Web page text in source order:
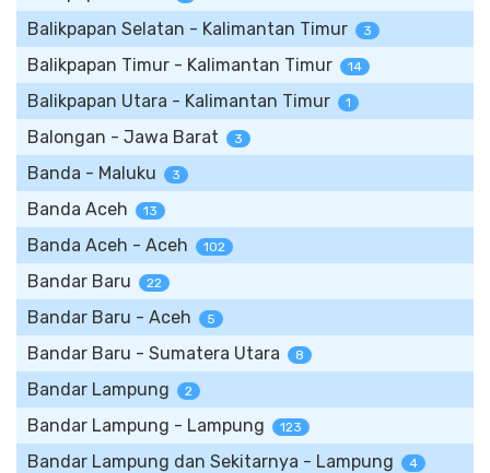
Balikpapan Selatan - Kalimantan Timur 3
Balikpapan Timur - Kalimantan Timur 14
Balikpapan Utara - Kalimantan Timur 1
Balongan - Jawa Barat 3
Banda - Maluku 3
Banda Aceh 13
Banda Aceh - Aceh 102
Bandar Baru 22
Bandar Baru - Aceh 5
Bandar Baru - Sumatera Utara 8
Bandar Lampung 2
Bandar Lampung - Lampung 123
Bandar Lampung dan Sekitarnya - Lampung 4